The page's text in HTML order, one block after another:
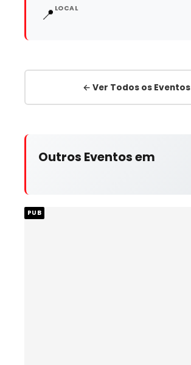
📍 LOCAL
← Ver Todos os Eventos
Outros Eventos em
PUB